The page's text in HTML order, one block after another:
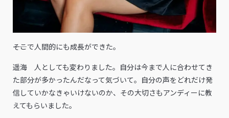
――そこで人間的にも成長ができた。
遥海 人としても変わりました。自分は今まで人に合わせてき
た部分が多かったんだなって気づいて。自分の声をどれだけ発
信していかなきゃいけないのか、その大切さもアンディーに教
えてもらいました。